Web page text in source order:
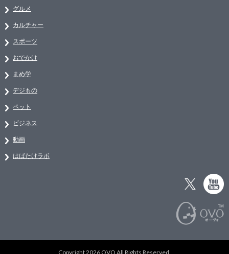
グルメ
カルチャー
スポーツ
おでかけ
まめ学
デジもの
ペット
ビジネス
動画
はばたけラボ
Copyright 2026 OVO All Rights Reserved.